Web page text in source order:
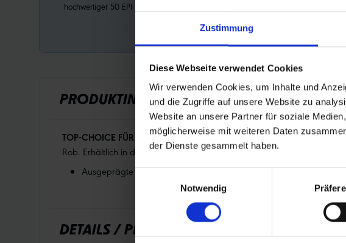
Zustimmung
Diese Webseite verwendet Cookies
Wir verwenden Cookies, um Inhalte und
und die Zugriffe auf unsere Website zu
Website an unsere Partner für soziale
möglicherweise mit weiteren Daten
der Dienste gesammelt haben.
Notwendig
hochwertiger 50 EPI-Karkasse.
Active Line.
PRODUKTINFORMATIONEN
TOP-CHOICE FÜR EINSTEIGER.Bewährtes XC und All Mountain-Profil.
Rob. Erhältlich in den Laufradgrößen 26“, 27.5“ und 29“ sowie der
Ausgeprägte Schulterstollen für prima Seitenhalt.
DETAILS / PRODUKTDATEN